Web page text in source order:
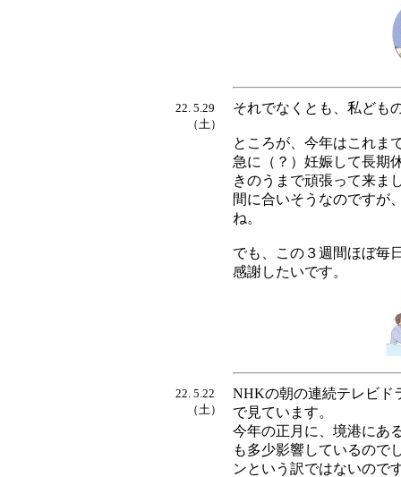
22. 5.29
（土）
それでなくとも、私ども
ところが、今年はこれま
急に（？）妊娠して長期
きのうまで頑張って来ま
間に合いそうなのですが
ね。
でも、この３週間ほぼ毎
感謝したいです。
22. 5.22
（土）
NHKの朝の連続テレビド
で見ています。
今年の正月に、境港にあ
も多少影響しているので
ンという訳ではないので